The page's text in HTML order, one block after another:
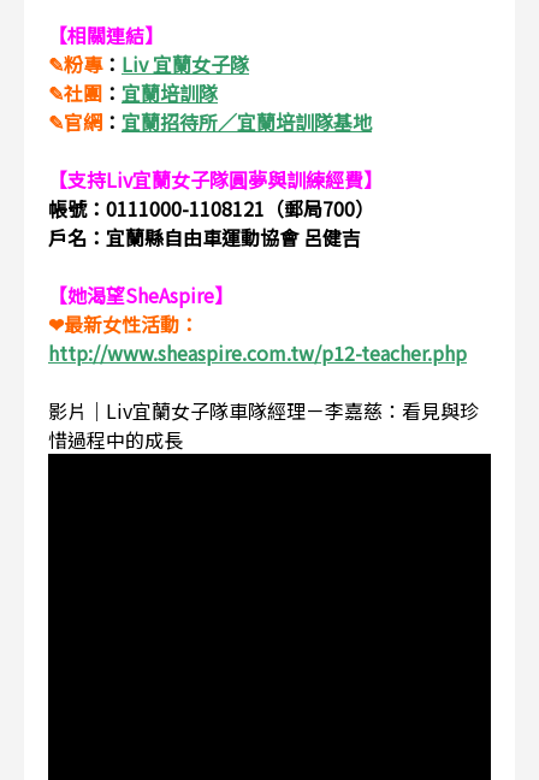
【相關連結】
✎粉專： Liv 宜蘭女子隊
✎社團 ： 宜蘭培訓隊
✎官網 ： 宜蘭招待所／宜蘭培訓隊基地
【支持Liv宜蘭女子隊圓夢與訓練經費】
帳號：0111000-1108121（郵局700）
戶名：宜蘭縣自由車運動協會 呂健吉
【她渴望SheAspire】
❤最新女性活動：
http://www.sheaspire.com.tw/p12-teacher.php
影片｜Liv宜蘭女子隊車隊經理－李嘉慈：看見與珍
惜過程中的成長